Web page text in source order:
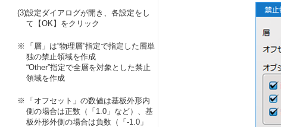
(3)設定ダイアログが開き、各設定をし
て【OK】をクリック
※
「層」は“物理層”指定で指定した層単
独の禁止領域を作成
“Other”指定で全層を対象とした禁止
領域を作成
※
「オフセット」の数値は基板外形内
側の場合は正数（「1.0」など）、基
板外形外側の場合は負数（「-1.0」